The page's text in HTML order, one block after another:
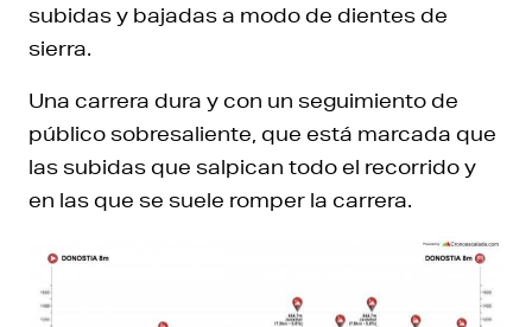
subidas y bajadas a modo de dientes de
sierra.
Una carrera dura y con un seguimiento de
público sobresaliente, que está marcada que
las subidas que salpican todo el recorrido y
en las que se suele romper la carrera.